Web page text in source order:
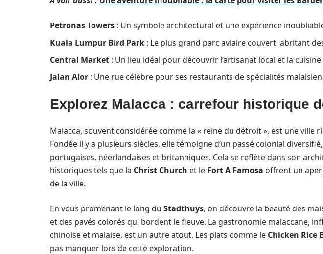
Petronas Towers : Un symbole architectural et une expérience
Kuala Lumpur Bird Park : Le plus grand parc aviaire couvert, abritant
Central Market : Un lieu idéal pour découvrir l’artisanat local et la
Jalan Alor : Une rue célèbre pour ses restaurants de spécialités
Explorez Malacca : carrefour historique
Malacca, souvent considérée comme la « reine du détroit », est une ville
Fondée il y a plusieurs siècles, elle témoigne d’un passé colonial
portugaises, néerlandaises et britanniques. Cela se reflète dans son
historiques tels que la Christ Church et le Fort A Famosa offrent un
de la ville.
En vous promenant le long du Stadthuys, on découvre la beauté des
et des pavés colorés qui bordent le fleuve. La gastronomie malaccane,
chinoise et malaise, est un autre atout. Les plats comme le Chicken Rice
pas manquer lors de cette exploration.